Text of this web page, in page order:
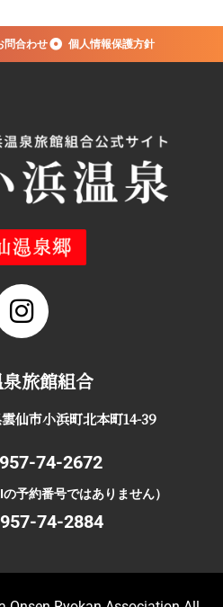
問合わせ 個人情報保護方針
旅館組合
仙市小浜町北本町14-39
74-2672
の予約番号ではありません）
74-2884